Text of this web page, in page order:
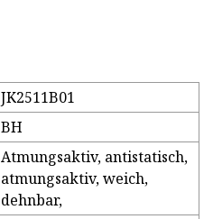
JK2511B01
BH
Atmungsaktiv, antistatisch,
atmungsaktiv, weich,
dehnbar,